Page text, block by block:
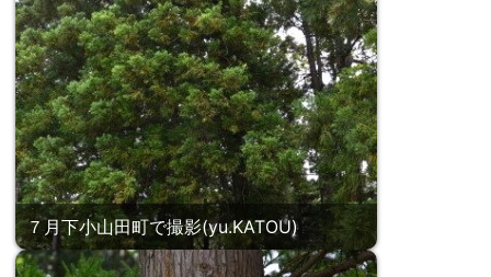
７月下小山田町で撮影(yu.KATOU)